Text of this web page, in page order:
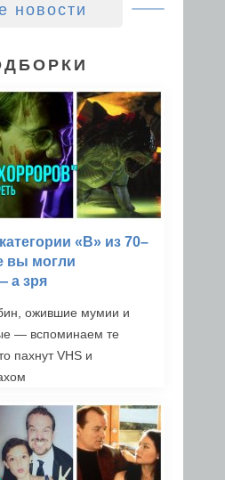
новости
«B» из 70–
вы могли
а зря
ожившие мумии и
— вспоминаем те
пахнут VHS и